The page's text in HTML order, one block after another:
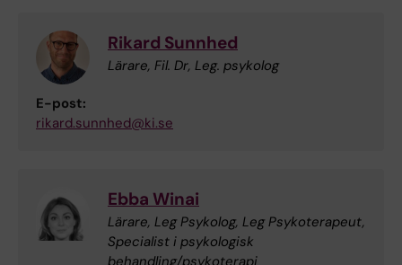
Rikard Sunnhed
Lärare, Fil. Dr, Leg. psykolog
E-post:
rikard.sunnhed@ki.se
Ebba Winai
Lärare, Leg Psykolog, Leg Psykoterapeut,
Specialist i psykologisk